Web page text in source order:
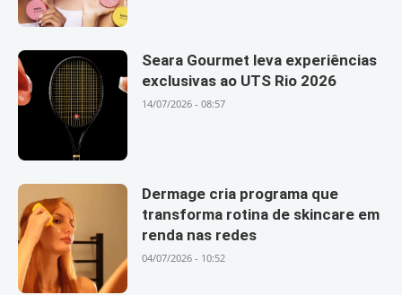
Seara Gourmet leva experiências
exclusivas ao UTS Rio 2026
14/07/2026 - 08:57
Dermage cria programa que
transforma rotina de skincare em
renda nas redes
04/07/2026 - 10:52